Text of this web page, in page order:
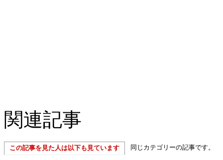
関連記事
この記事を見た人は以下も見ています 同じカテゴリーの記事です。